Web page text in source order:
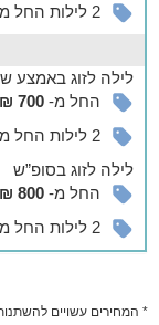
2 לילות החל מ-
לילהלזוג באמצע
החל מ-700 ₪
2 לילות החל מ-
לילהלזוג בסופ”ש
החל מ-800 ₪
2 לילות החל מ-
* המחירים עשויים